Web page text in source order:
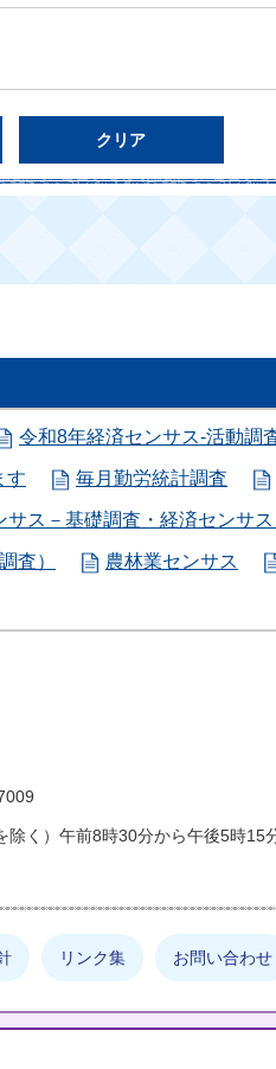
令和8年経済センサス-活動調
す 毎月勤労統計調査
サス－基礎調査・経済センサ
査） 農林業センサス
除く）午前8時30分から午後5時15
リンク集 お問い合わせ